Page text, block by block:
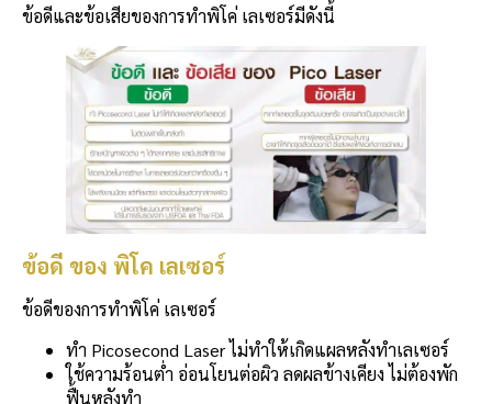
ข้อดีและข้อเสียของการทำพิโค่ เลเซอร์มีดังนี้
ข้อดี ของ พิโค เลเซอร์
ข้อดีของการทำพิโค่ เลเซอร์
ทำ Picosecond Laser ไม่ทำให้เกิดแผลหลังทำเลเซอร์
ใช้ความร้อนต่ำ อ่อนโยนต่อผิว ลดผลข้างเคียง ไม่ต้องพัก
ฟื้นหลังทำ